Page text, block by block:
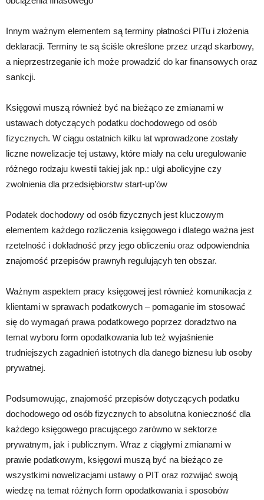
Innym ważnym elementem są terminy płatności PITu i złożenia
deklaracji. Terminy te są ściśle określone przez urząd skarbowy,
a nieprzestrzeganie ich może prowadzić do kar finansowych oraz
sankcji.
Księgowi muszą również być na bieżąco ze zmianami w
ustawach dotyczących podatku dochodowego od osób
fizycznych. W ciągu ostatnich kilku lat wprowadzone zostały
liczne nowelizacje tej ustawy, które miały na celu uregulowanie
różnego rodzaju kwestii takiej jak np.: ulgi abolicyjne czy
zwolnienia dla przedsiębiorstw start-up’ów
Podatek dochodowy od osób fizycznych jest kluczowym
elementem każdego rozliczenia księgowego i dlatego ważna jest
rzetelność i dokładność przy jego obliczeniu oraz odpowiendnia
znajomość przepisów prawnyh regulującyh ten obszar.
Ważnym aspektem pracy księgowej jest również komunikacja z
klientami w sprawach podatkowych – pomaganie im stosować
się do wymagań prawa podatkowego poprzez doradztwo na
temat wyboru form opodatkowania lub też wyjaśnienie
trudniejszych zagadnień istotnych dla danego biznesu lub osoby
prywatnej.
Podsumowując, znajomość przepisów dotyczących podatku
dochodowego od osób fizycznych to absolutna konieczność dla
każdego księgowego pracującego zarówno w sektorze
prywatnym, jak i publicznym. Wraz z ciągłymi zmianami w
prawie podatkowym, księgowi muszą być na bieżąco ze
wszystkimi nowelizacjami ustawy o PIT oraz rozwijać swoją
wiedzę na temat różnych form opodatkowania i sposobów